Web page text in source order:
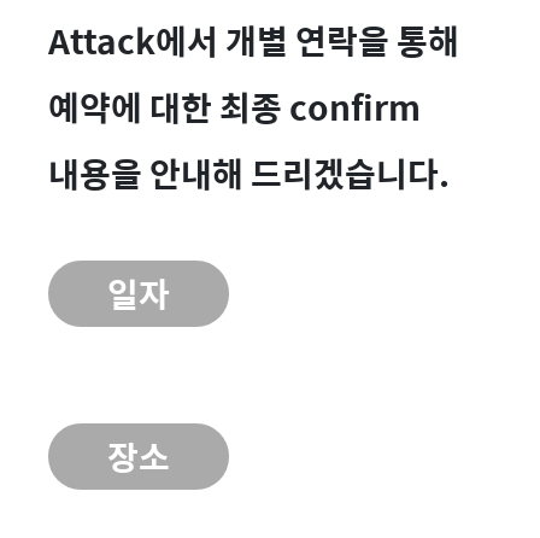
Attack에서 개별 연락을 통해
예약에 대한 최종 confirm
내용을 안내해 드리겠습니다.
일자
장소